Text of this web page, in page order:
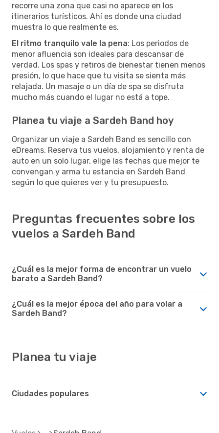
recorre una zona que casi no aparece en los
itinerarios turísticos. Ahí es donde una ciudad
muestra lo que realmente es.
El ritmo tranquilo vale la pena: Los periodos de
menor afluencia son ideales para descansar de
verdad. Los spas y retiros de bienestar tienen menos
presión, lo que hace que tu visita se sienta más
relajada. Un masaje o un día de spa se disfruta
mucho más cuando el lugar no está a tope.
Planea tu viaje a Sardeh Band hoy
Organizar un viaje a Sardeh Band es sencillo con
eDreams. Reserva tus vuelos, alojamiento y renta de
auto en un solo lugar, elige las fechas que mejor te
convengan y arma tu estancia en Sardeh Band
según lo que quieres ver y tu presupuesto.
Preguntas frecuentes sobre los
vuelos a Sardeh Band
¿Cuál es la mejor forma de encontrar un vuelo
barato a Sardeh Band?
¿Cuál es la mejor época del año para volar a
Sardeh Band?
Planea tu viaje
Ciudades populares